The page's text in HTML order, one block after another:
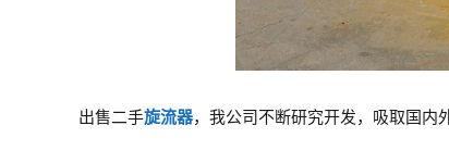
出售二手旋流器，我公司不断研究开发，吸取国内